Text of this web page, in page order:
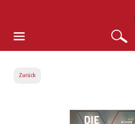
Zurück
Bildergalerie überspringen